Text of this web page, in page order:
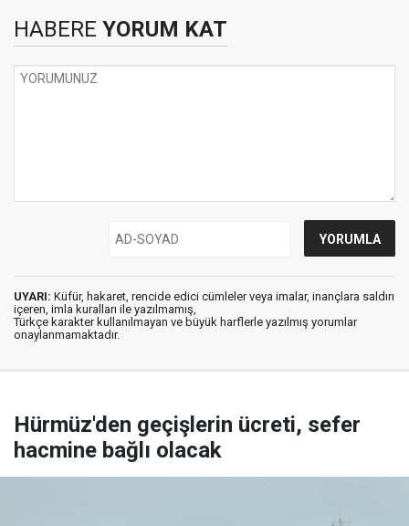
HABERE YORUM KAT
UYARI: Küfür, hakaret, rencide edici cümleler veya imalar, inançlara saldırı
içeren, imla kuralları ile yazılmamış,
Türkçe karakter kullanılmayan ve büyük harflerle yazılmış yorumlar
onaylanmamaktadır.
Hürmüz'den geçişlerin ücreti, sefer
hacmine bağlı olacak